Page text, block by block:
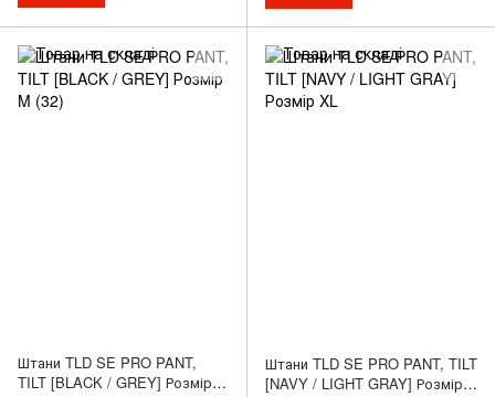
Штани TLD SE PRO PANT,
TILT [BLACK / GREY] Розмір M
Штани TLD SE PRO PANT, TILT
[NAVY / LIGHT GRAY] Розмір